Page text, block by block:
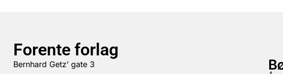
Forente forlag
Bernhard Getz’ gate 3